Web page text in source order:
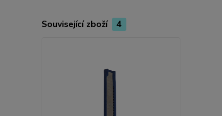
Související zboží 4